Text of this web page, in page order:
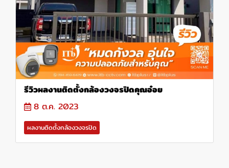
รีวิวผลงานติดตั้งกล้องวงจรปิดคุณอ๋อย
8 ต.ค. 2023
ผลงานติดตั้งกล้องวงจรปิด